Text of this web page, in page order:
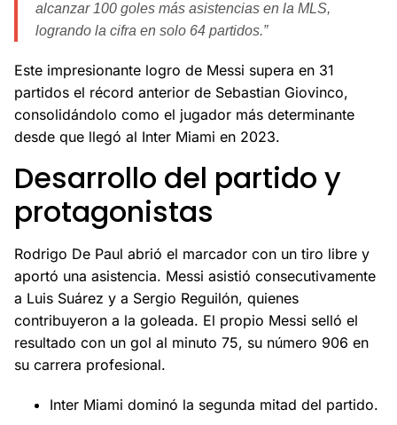
alcanzar 100 goles más asistencias en la MLS,
logrando la cifra en solo 64 partidos.”
Este impresionante logro de Messi supera en 31
partidos el récord anterior de Sebastian Giovinco,
consolidándolo como el jugador más determinante
desde que llegó al Inter Miami en 2023.
Desarrollo del partido y
protagonistas
Rodrigo De Paul abrió el marcador con un tiro libre y
aportó una asistencia. Messi asistió consecutivamente
a Luis Suárez y a Sergio Reguilón, quienes
contribuyeron a la goleada. El propio Messi selló el
resultado con un gol al minuto 75, su número 906 en
su carrera profesional.
Inter Miami dominó la segunda mitad del partido.